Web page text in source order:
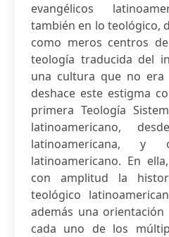
evangélicos
también en lo teológico,
como meros centros
teología traducida del
una cultura que no era
deshace este estigma
primera Teología
latinoamericano,
latinoamericana,
latinoamericano. En
con amplitud la
teológico
además una
cada uno de los